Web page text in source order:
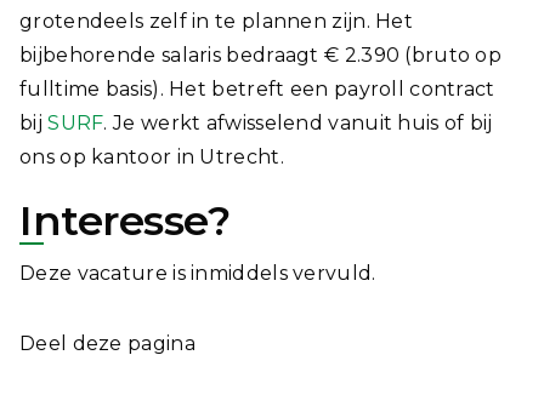
grotendeels zelf in te plannen zijn. Het
bijbehorende salaris bedraagt € 2.390 (bruto op
fulltime basis). Het betreft een payroll contract
bijSURF. Je werkt afwisselend vanuit huis of bij
ons op kantoor in Utrecht.
Interesse?
Deze vacature is inmiddels vervuld.
Deel deze pagina